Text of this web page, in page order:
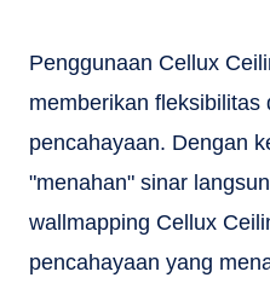
Penggunaan Cellux
memberikan fleksibilitas
pencahayaan. Dengan
"menahan" sinar
wallmapping Cellux
pencahayaan yang